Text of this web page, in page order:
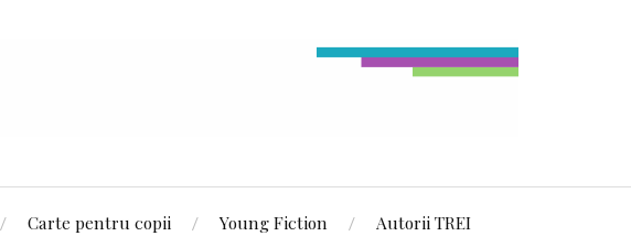
Carte pentru copii Young Fiction Autorii TREI